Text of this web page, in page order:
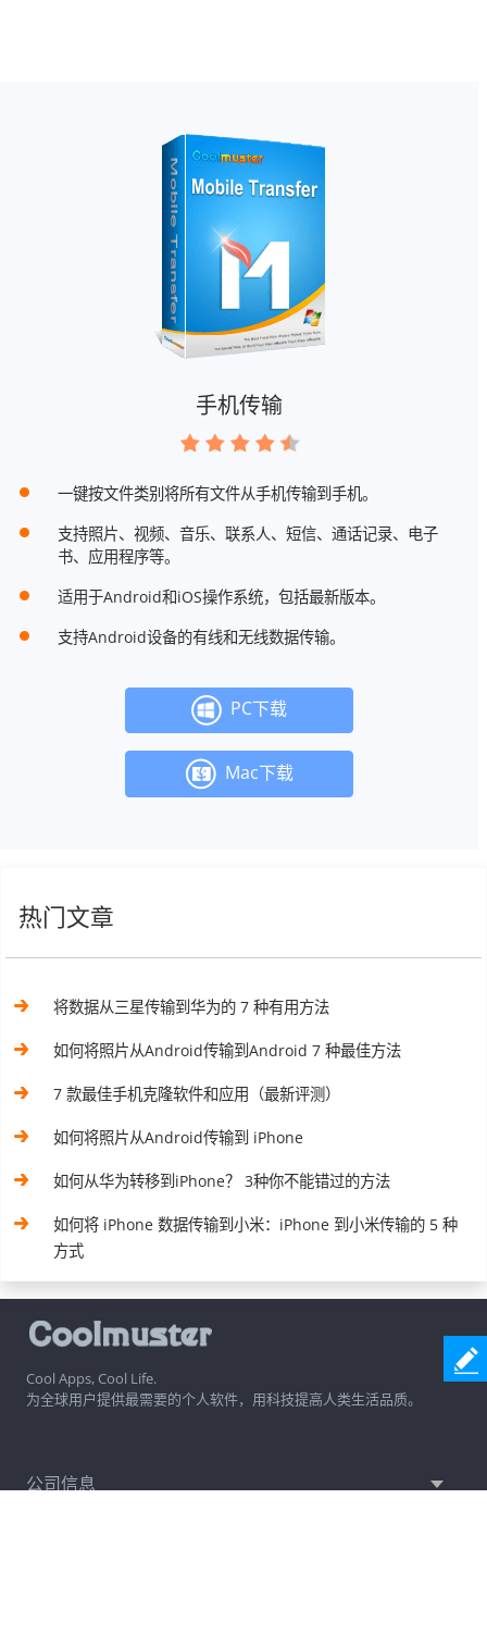
手机传输
一键按文件类别将所有文件从手机传输到手机。
支持照片、视频、音乐、联系人、短信、通话记录、电子
书、应用程序等。
适用于Android和iOS操作系统，包括最新版本。
支持Android设备的有线和无线数据传输。
PC下载
Mac下载
热门文章
将数据从三星传输到华为的 7 种有用方法
如何将照片从Android传输到Android 7 种最佳方法
7 款最佳手机克隆软件和应用（最新评测）
如何将照片从Android传输到 iPhone
如何从华为转移到iPhone？ 3种你不能错过的方法
如何将 iPhone 数据传输到小米：iPhone 到小米传输的 5 种
方式
Cool Apps, Cool Life.
为全球用户提供最需要的个人软件，用科技提高人类生活品质。
公司信息